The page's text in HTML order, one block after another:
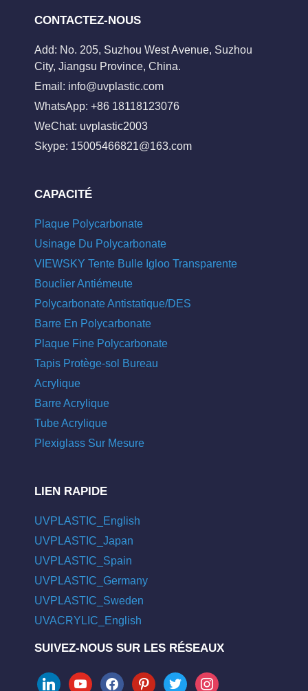
CONTACTEZ-NOUS
Add: No. 205, Suzhou West Avenue, Suzhou
City, Jiangsu Province, China.
Email: info@uvplastic.com
WhatsApp: +86 18118123076
WeChat: uvplastic2003
Skype: 15005466821@163.com
CAPACITÉ
Plaque Polycarbonate
Usinage Du Polycarbonate
VIEWSKY Tente Bulle Igloo Transparente
Bouclier Antiémeute
Polycarbonate Antistatique/DES
Barre En Polycarbonate
Plaque Fine Polycarbonate
Tapis Protège-sol Bureau
Acrylique
Barre Acrylique
Tube Acrylique
Plexiglass Sur Mesure
LIEN RAPIDE
UVPLASTIC_English
UVPLASTIC_Japan
UVPLASTIC_Spain
UVPLASTIC_Germany
UVPLASTIC_Sweden
UVACRYLIC_English
SUIVEZ-NOUS SUR LES RÉSEAUX
linkedinyoutubefacebookpinteresttwitter instagram